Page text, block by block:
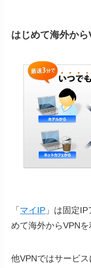
はじめて海外か
「 マイIP 」は固定
めて海外からVPNを
他VPNではサービ